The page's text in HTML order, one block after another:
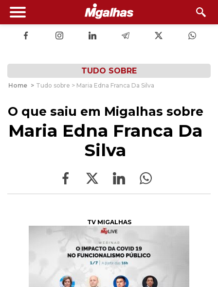
TUDO SOBRE
Home > Tudo sobre > Maria Edna Franca Da Silva
O que saiu em Migalhas sobre
Maria Edna Franca Da
Silva
TV MIGALHAS